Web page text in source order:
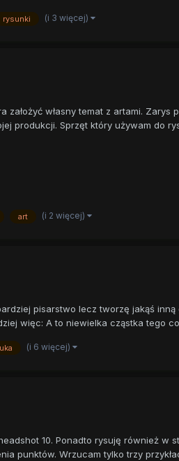
rysunki (i 3 więcej)
własny temat z artami.
produkcji. Sprzęt który używam do
art (i 2 więcej)
pisarstwo lecz tworzę jakąś
więc: A to niewielka cząstka tego
(i 6 więcej)
10. Ponadto rysuję również
punktów. Wrzucam tylko trzy